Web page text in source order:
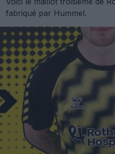
fabriqué par Hummel.